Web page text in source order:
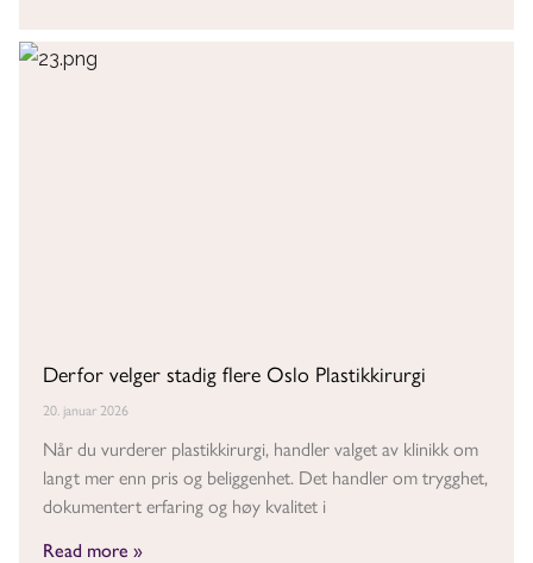
Derfor velger stadig flere Oslo Plastikkirurgi
20. januar 2026
Når du vurderer plastikkirurgi, handler valget av klinikk om
langt mer enn pris og beliggenhet. Det handler om trygghet,
dokumentert erfaring og høy kvalitet i
Read more »